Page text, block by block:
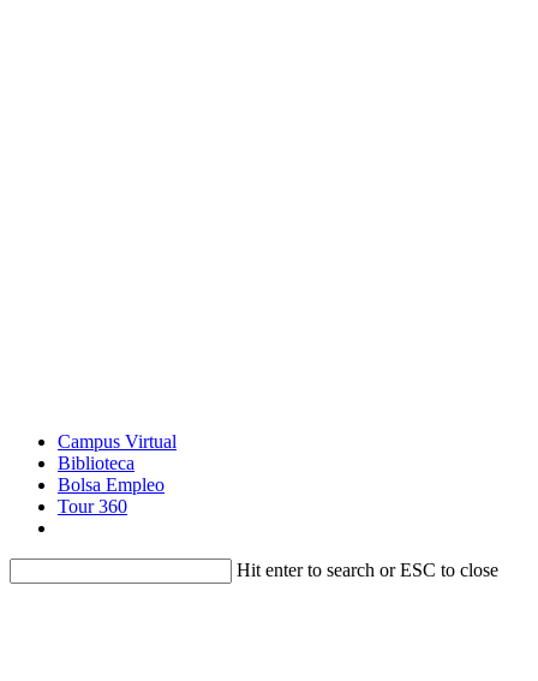
Campus Virtual
Biblioteca
Bolsa Empleo
Tour 360
Hit enter to search or ESC to close